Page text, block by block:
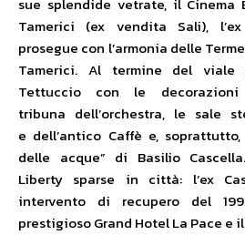
sue splendide vetrate, il Cinema
Tamerici (ex vendita Sali),
prosegue con l’armonia delle
Tamerici. Al termine del
Tettuccio con le
tribuna dell’orchestra, le sale
e dell’antico Caffè e,
delle acque” di Basilio
Liberty sparse in città: l’ex
intervento di recupero del
prestigioso Grand Hotel La Pace e